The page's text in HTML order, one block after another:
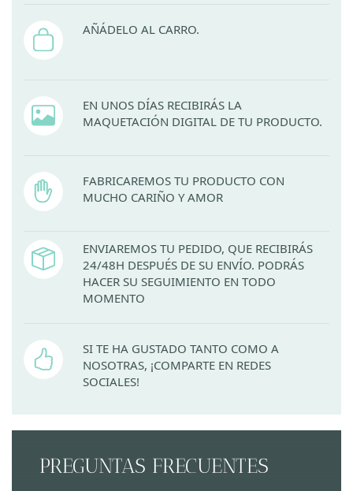
AÑÁDELO AL CARRO.
EN UNOS DÍAS RECIBIRÁS LA
MAQUETACIÓN DIGITAL DE TU PRODUCTO.
FABRICAREMOS TU PRODUCTO CON
MUCHO CARIÑO Y AMOR
ENVIAREMOS TU PEDIDO, QUE RECIBIRÁS
24/48H DESPUÉS DE SU ENVÍO. PODRÁS
HACER SU SEGUIMIENTO EN TODO
MOMENTO
SI TE HA GUSTADO TANTO COMO A
NOSOTRAS, ¡COMPARTE EN REDES
SOCIALES!
PREGUNTAS FRECUENTES